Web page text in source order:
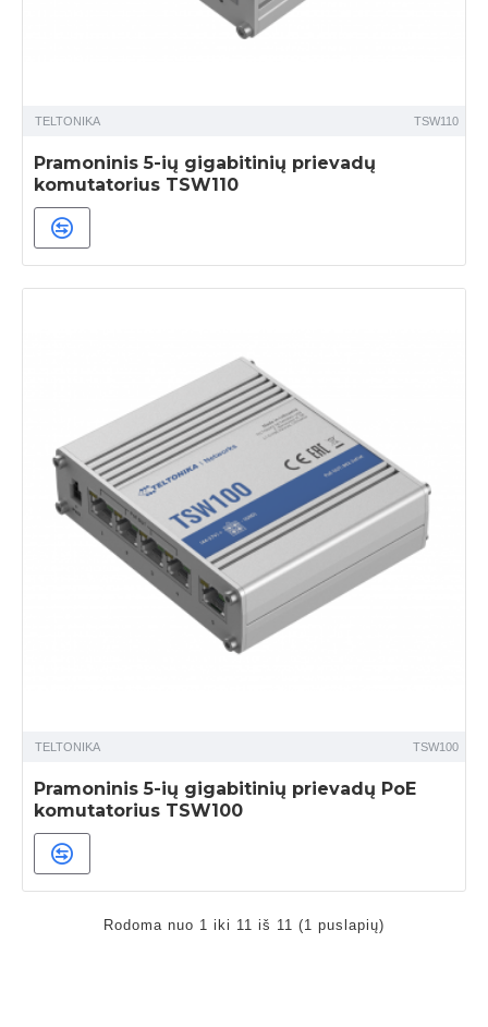
TELTONIKA TSW110
Pramoninis 5-ių gigabitinių prievadų
komutatorius TSW110
TELTONIKA TSW100
Pramoninis 5-ių gigabitinių prievadų PoE
komutatorius TSW100
Rodoma nuo 1 iki 11 iš 11 (1 puslapių)